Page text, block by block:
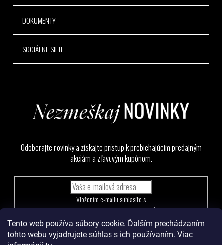
Tento web používa súbory cookie. Ďalším prechádzaním
tohto webu vyjadrujete súhlas s ich používaním. Viac
DOKUMENTY
SOCIÁLNE SIETE
Odoberajte novinky a získajte prístup k prebiehajúcim predajným
akciám a zľavovým kupónom.
podmienkami ochrany osobných údajov
PRIHLÁSIŤ